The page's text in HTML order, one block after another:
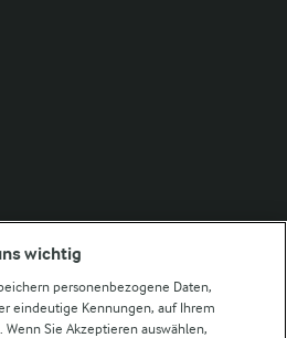
wichtig
personenbezogene Daten,
eindeutige Kennungen, auf Ihrem
Sie Akzeptieren auswählen,